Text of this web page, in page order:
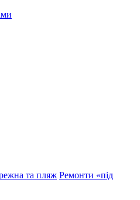
та пляж Ремонти «під